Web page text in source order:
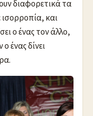
διαφορετικά τα
ισορροπία, και
ο ένας τον άλλο,
ένας δίνει